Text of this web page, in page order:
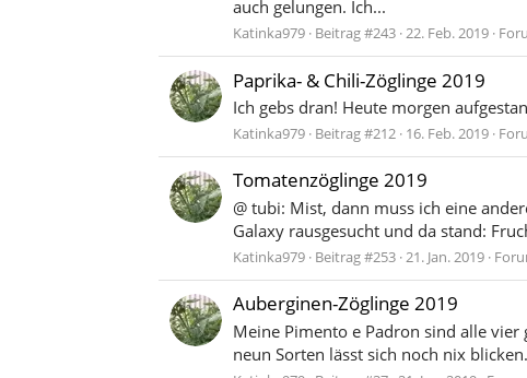
auch gelungen. Ich...
Katinka979 Beitrag #243 22. Feb. 2019
Paprika- & Chili-Zöglinge 2019
Ich gebs dran! Heute morgen
Katinka979 Beitrag #212 16. Feb. 2019
Tomatenzöglinge 2019
@ tubi: Mist, dann muss ich eine
Galaxy rausgesucht und da stand:
Katinka979 Beitrag #253 21. Jan. 2019
Auberginen-Zöglinge 2019
Meine Pimento e Padron sind alle
neun Sorten lässt sich noch nix